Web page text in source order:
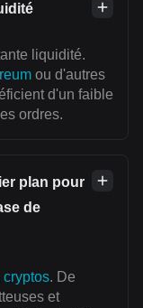
liquidité.
ou d'autres
d'un faible
ordres.
plan pour
de
cryptos. De
et